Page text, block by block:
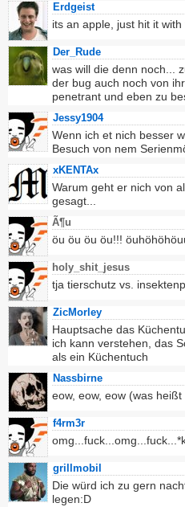
Erdgeist
its an apple, just hit it
Der_Rude
was will die denn noch...
der bug auch noch von
penetrant und eben zu
Jessy1904
Wenn ich et nich besser
Besuch von nem
xKENTAx
Warum geht er nich von
gesagt...
Ã¶u
öu öu öu öu!!!
holy_shit_jesus
tja tierschutz vs.
ZicMorley
Hauptsache das
ich kann verstehen, das
als ein Küchentuch
Nassbirne
eow, eow, eow (was heißt
f4rm3r
grillmobil
Die würd ich zu gern
legen:D